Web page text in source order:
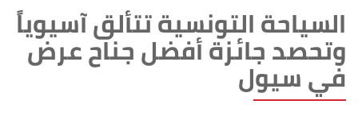
السياحة التونسية تتألق آسيوياً
وتحصد جائزة أفضل جناح عرض
في سيول